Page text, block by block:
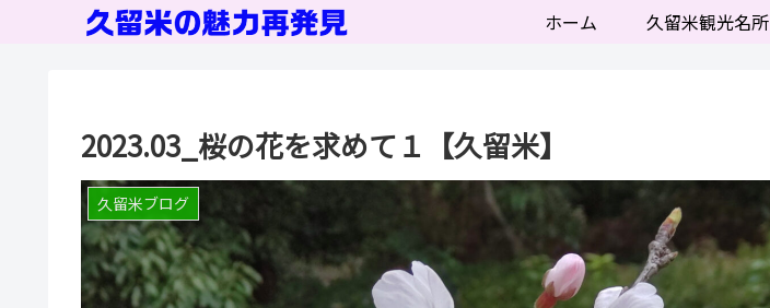
ホーム 久留米観光名所
2023.03_桜の花を求めて１【久留米】
久留米ブログ